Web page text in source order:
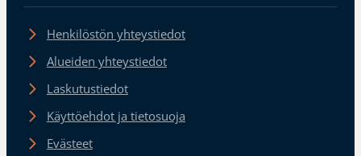
Henkilöstön yhteystiedot
Alueiden yhteystiedot
Laskutustiedot
Käyttöehdot ja tietosuoja
Evästeet